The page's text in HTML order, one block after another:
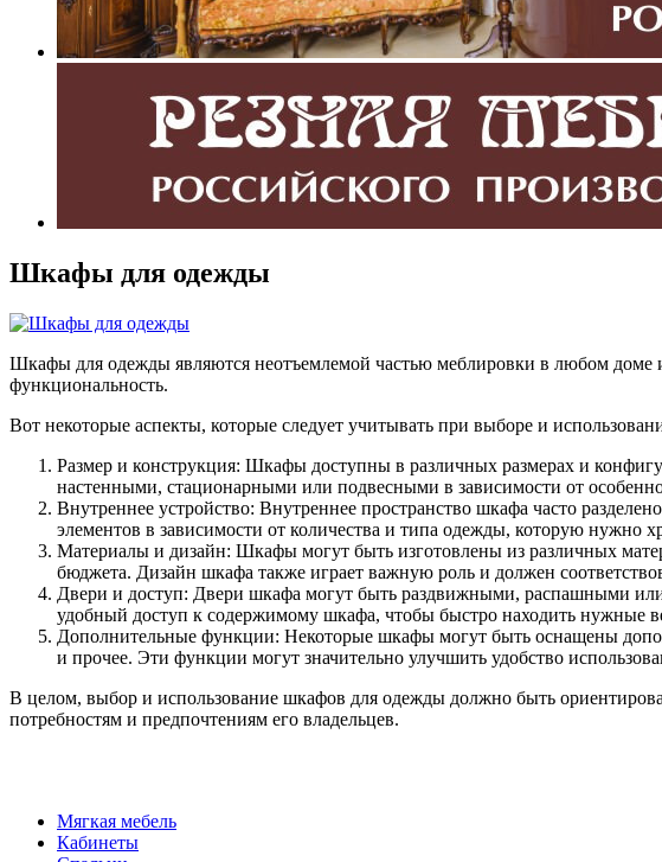
Шкафы для одежды
Шкафы для одежды являются неотъемлемой частью меблировки в любом доме
функциональность.
Вот некоторые аспекты, которые следует учитывать при выборе и
Размер и конструкция: Шкафы доступны в различных размерах и
настенными, стационарными или подвесными в зависимости от
Внутреннее устройство: Внутреннее пространство шкафа часто
элементов в зависимости от количества и типа одежды, которую нужно
Материалы и дизайн: Шкафы могут быть изготовлены из различных
бюджета. Дизайн шкафа также играет важную роль и должен
Двери и доступ: Двери шкафа могут быть раздвижными, распашными
удобный доступ к содержимому шкафа, чтобы быстро находить нужные
Дополнительные функции: Некоторые шкафы могут быть оснащены
и прочее. Эти функции могут значительно улучшить удобство
В целом, выбор и использование шкафов для одежды должно быть
потребностям и предпочтениям его владельцев.
Мягкая мебель
Кабинеты